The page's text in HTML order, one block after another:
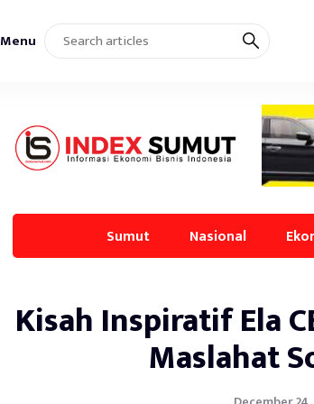
Menu
Sumut Nasional
Kisah Inspiratif Ela
Maslahat